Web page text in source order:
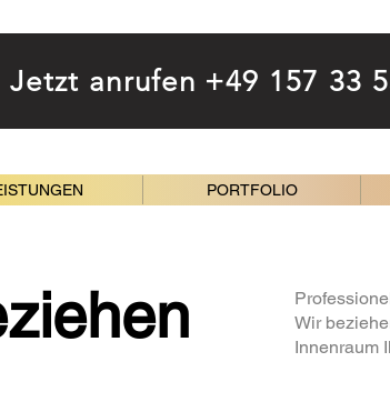
Jetzt anrufen +49 157 33
PORTFOLIO
Wir
Innenraum